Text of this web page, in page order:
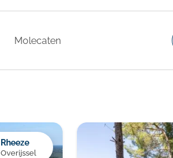
Molecaten
Rheeze
Overijssel